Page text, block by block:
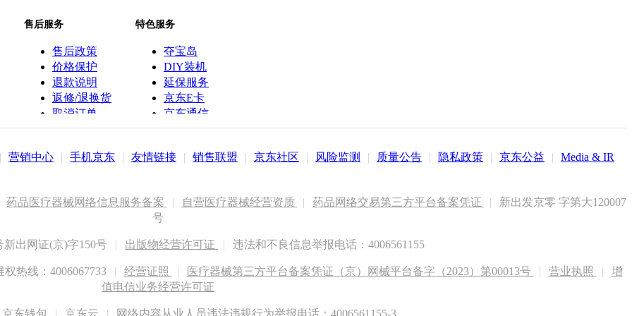
售后服务
售后政策
价格保护
退款说明
返修/退换货
取消订单
特色服务
夺宝岛
DIY装机
延保服务
京东E卡
京东通信
京鱼座智能
| 营销中心 | 手机京东 | 友情链接 | 销售联盟 | 京东社区 | 风险监测 | 质量公告 | 隐私政策 | 京东公益 | Media & IR
药品医疗器械网络信息服务备案 | 自营医疗器械经营资质 | 药品网络交易第三方平台备案凭证 |
新出发京零 字第大120007
号
出网证(京)字150号 | 出版物经营许可证 | 违法和不良信息举报电话：4006561155
热线：4006067733 | 经营证照 | 医疗器械第三方平台备案凭证（京）网械平台备字（2023）第00013号 | 营业执照 |
增
值电信业务经营许可证
京东钱包 | 京东云 | 网络内容从业人员违法违规行为举报电话：4006561155-3